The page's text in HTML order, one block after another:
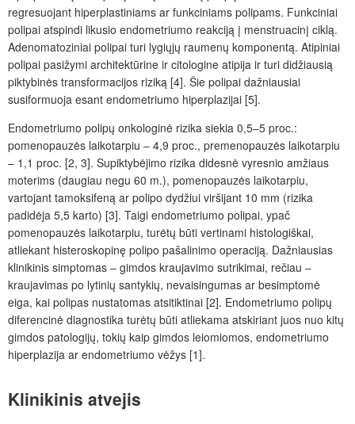
regresuojant hiperplastiniams ar funkciniams polipams. Funkciniai
polipai atspindi likusio endometriumo reakciją į menstruacinį ciklą.
Adenomatoziniai polipai turi lygiųjų raumenų komponentą. Atipiniai
polipai pasižymi architektūrine ir citologine atipija ir turi didžiausią
piktybinės transformacijos riziką [4]. Šie polipai dažniausiai
susiformuoja esant endometriumo hiperplazijai [5].
Endometriumo polipų onkologinė rizika siekia 0,5–5 proc.:
pomenopauzės laikotarpiu ‒ 4,9 proc., premenopauzės laikotarpiu
‒ 1,1 proc. [2, 3]. Supiktybėjimo rizika didesnė vyresnio amžiaus
moterims (daugiau negu 60 m.), pomenopauzės laikotarpiu,
vartojant tamoksifeną ar polipo dydžiui viršijant 10 mm (rizika
padidėja 5,5 karto) [3]. Taigi endometriumo polipai, ypač
pomenopauzės laikotarpiu, turėtų būti vertinami histologiškai,
atliekant histeroskopinę polipo pašalinimo operaciją. Dažniausias
klinikinis simptomas ‒ gimdos kraujavimo sutrikimai, rečiau ‒
kraujavimas po lytinių santykių, nevaisingumas ar besimptomė
eiga, kai polipas nustatomas atsitiktinai [2]. Endometriumo polipų
diferencinė diagnostika turėtų būti atliekama atskiriant juos nuo kitų
gimdos patologijų, tokių kaip gimdos leiomiomos, endometriumo
hiperplazija ar endometriumo vėžys [1].
Klinikinis atvejis